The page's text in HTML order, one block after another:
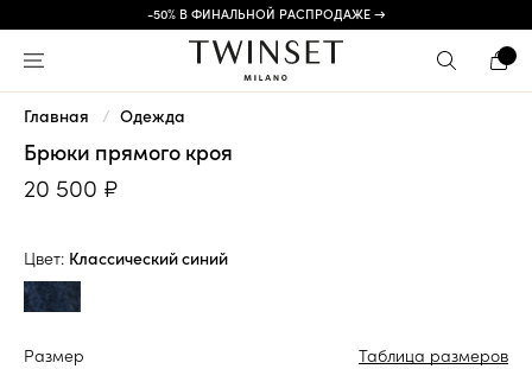
-50% В ФИНАЛЬНОЙ РАСПРОДАЖЕ →
Главная Одежда
Брюки прямого кроя
20 500 ₽
Цвет: Классический синий
Размер
Таблица размеров